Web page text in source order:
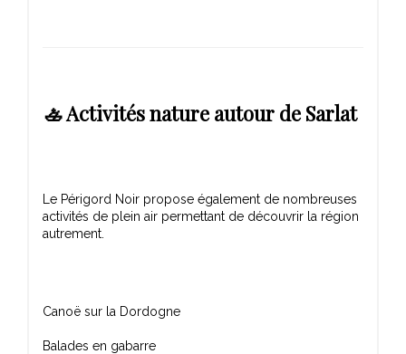
🚣 Activités nature autour de Sarlat
Le Périgord Noir propose également de nombreuses
activités de plein air permettant de découvrir la région
Canoë sur la Dordogne
Balades en gabarre